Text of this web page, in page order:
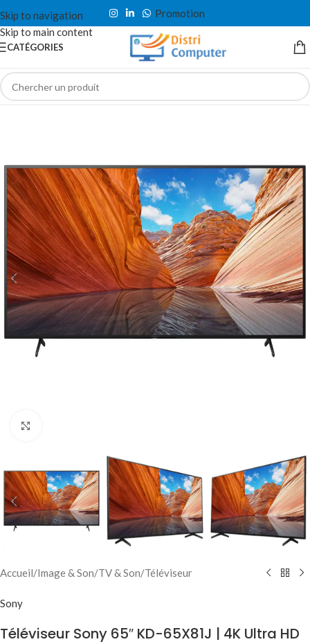
Skip to navigation
Skip to main content
Promotion
CATÉGORIES
Accueil/Image & Son/TV & Son/Téléviseur
Sony
Téléviseur Sony 65″ KD-65X81J | 4K Ultra HD